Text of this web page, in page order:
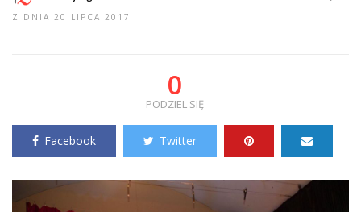
Z DNIA 20 LIPCA 2017
0
PODZIEL SIĘ
Facebook Twitter